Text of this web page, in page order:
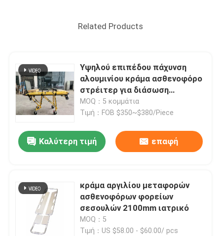
Related Products
Υψηλού επιπέδου πάχυνση
αλουμινίου κράμα ασθενοφόρο
στρέιτερ για διάσωση
έκτακτης ανάγκης με
ρυθμιζόμενο ύψος
νοσοκομειακή χρήση
MOQ：5 κομμάτια
Τιμή：FOB $350~$380/Piece
Καλύτερη τιμή επαφή
κράμα αργιλίου μεταφορών
ασθενοφόρων φορείων
σεσουλών 2100mm ιατρικό
MOQ：5
Τιμή：US $58.00 - $60.00/ pcs